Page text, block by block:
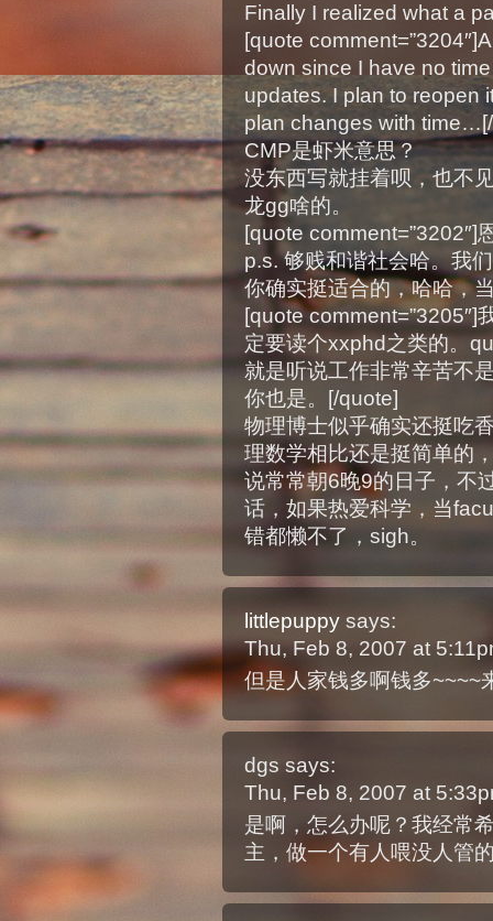
Finally I realized what a
[quote
down since I have no
updates. I plan to reopen
plan changes with
CMP是虾米意思？
没东西写就挂着呗，也不
龙gg啥的。
[quote comment=”3202″]
p.s. 够贱和谐社会哈。我
你确实挺适合的，哈哈，
[quote comment=”3205″]
定要读个xxphd之类的。
就是听说工作非常辛苦不
你也是。[/quote]
物理博士似乎确实还挺吃
理数学相比还是挺简单的
说常常朝6晚9的日子，不
话，如果热爱科学，当
错都懒不了，sigh。
littlepuppy says:
Thu, Feb 8, 2007 at
但是人家钱多啊钱多~~~~
dgs says:
Thu, Feb 8, 2007 at
是啊，怎么办呢？我经常
主，做一个有人喂没人管